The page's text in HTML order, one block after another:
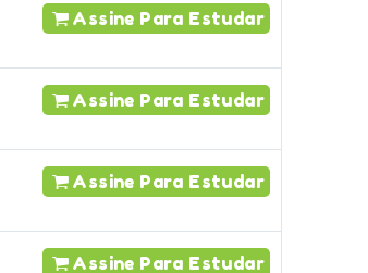
Assine Para Estudar
Assine Para Estudar
Assine Para Estudar
Assine Para Estudar